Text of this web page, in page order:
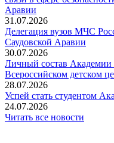
Аравии
31.07.2026
Делегация вузов МЧС
Саудовской Аравии
30.07.2026
Личный состав Академии
Всероссийском детском
28.07.2026
️Успей стать студентом
24.07.2026
Читать все новости